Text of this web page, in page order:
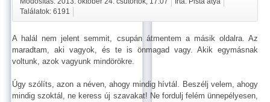
Találatok: 6191
A halál nem jelent semmit, csupán átmentem a másik oldalra. Az
maradtam, aki vagyok, és te is önmagad vagy. Akik egymásnak
voltunk, azok vagyunk mindörökre.
Úgy szólíts, azon a néven, ahogy mindig hívtál. Beszélj velem, ahogy
mindig szoktál, ne keress új szavakat! Ne fordulj felém ünnepélyesen,